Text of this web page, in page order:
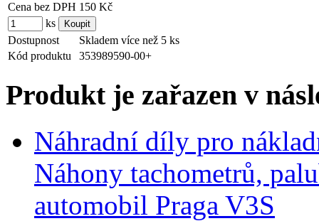
Cena bez DPH 150 Kč
ks
Dostupnost
Skladem více než 5 ks
Kód produktu
353989590-00+
Produkt je zařazen v
Náhradní díly pro
Náhony tachometrů,
automobil Praga V3S